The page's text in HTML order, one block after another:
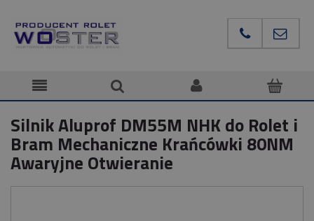
Silnik Aluprof DM55M NHK do Rolet i
Bram Mechaniczne Krańcówki 80NM
Awaryjne Otwieranie